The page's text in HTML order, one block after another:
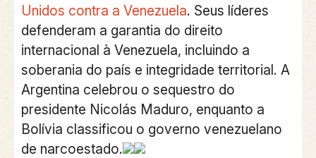
Unidos contra a Venezuela. Seus líderes
defenderam a garantia do direito
internacional à Venezuela, incluindo a
soberania do país e integridade territorial. A
Argentina celebrou o sequestro do
presidente Nicolás Maduro, enquanto a
Bolívia classificou o governo venezuelano
de narcoestado.